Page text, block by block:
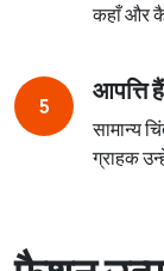
कहाँ और
5 आपत्ति
सामान्य
ग्राहक